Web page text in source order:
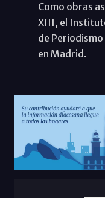
Como obras
XIII, el
de Periodismo
en Madrid.